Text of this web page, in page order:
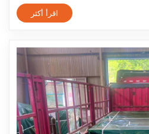
اقرأ أكثر